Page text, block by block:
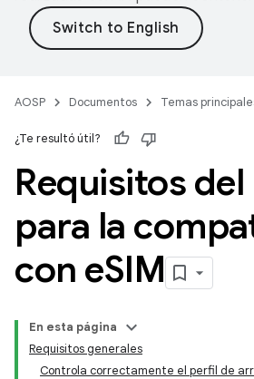
AOSP Documentos Temas
¿Te resultó útil?
Requisitos
para la
con eSIM
En esta página
Requisitos generales
Controla correctamente el perfil de